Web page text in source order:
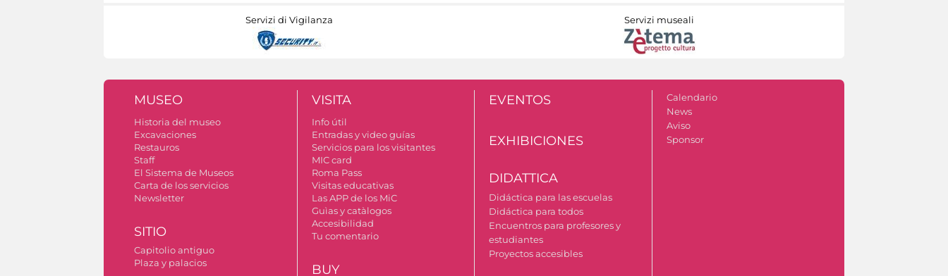
Servizi di Vigilanza Servizi museali
MUSEO
Historia del museo
Excavaciones
Restauros
Staff
El Sistema de Museos
Carta de los servicios
Newsletter
SITIO
Capitolio antiguo
Plaza y palacios
VISITA
Info útil
Entradas y video guías
Servicios para los visitantes
MIC card
Roma Pass
Visitas educativas
Las APP de los MiC
Guìas y catàlogos
Accesibilidad
Tu comentario
BUY
EVENTOS
EXHIBICIONES
DIDATTICA
Didáctica para las escuelas
Didáctica para todos
Encuentros para profesores y
estudiantes
Proyectos accesibles
Calendario
News
Aviso
Sponsor